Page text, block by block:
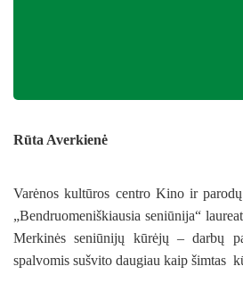
Rūta Averkienė
Varėnos kultūros centro Kino ir
„Bendruomeniškiausia seniūnija“
Merkinės seniūnijų kūrėjų – darbų
spalvomis sušvito daugiau kaip šimtas